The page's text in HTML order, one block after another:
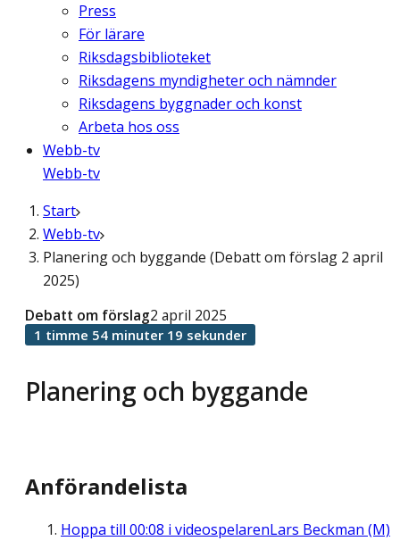
Press
För lärare
Riksdagsbiblioteket
Riksdagens myndigheter och nämnder
Riksdagens byggnader och konst
Arbeta hos oss
Webb-tv
Webb-tv
Start
Webb-tv
Planering och byggande (Debatt om förslag 2 april
2025)
Planering och byggande
Debatt om förslag2 april 2025
1 timme 54 minuter 19 sekunder
Anförandelista
Hoppa till 00:08 i videospelarenLars Beckman (M)